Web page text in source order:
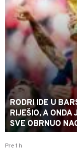
RODRI IDE U
RIJEŠIO, A ONDA
SVE OBRNUO
Pre 1 h